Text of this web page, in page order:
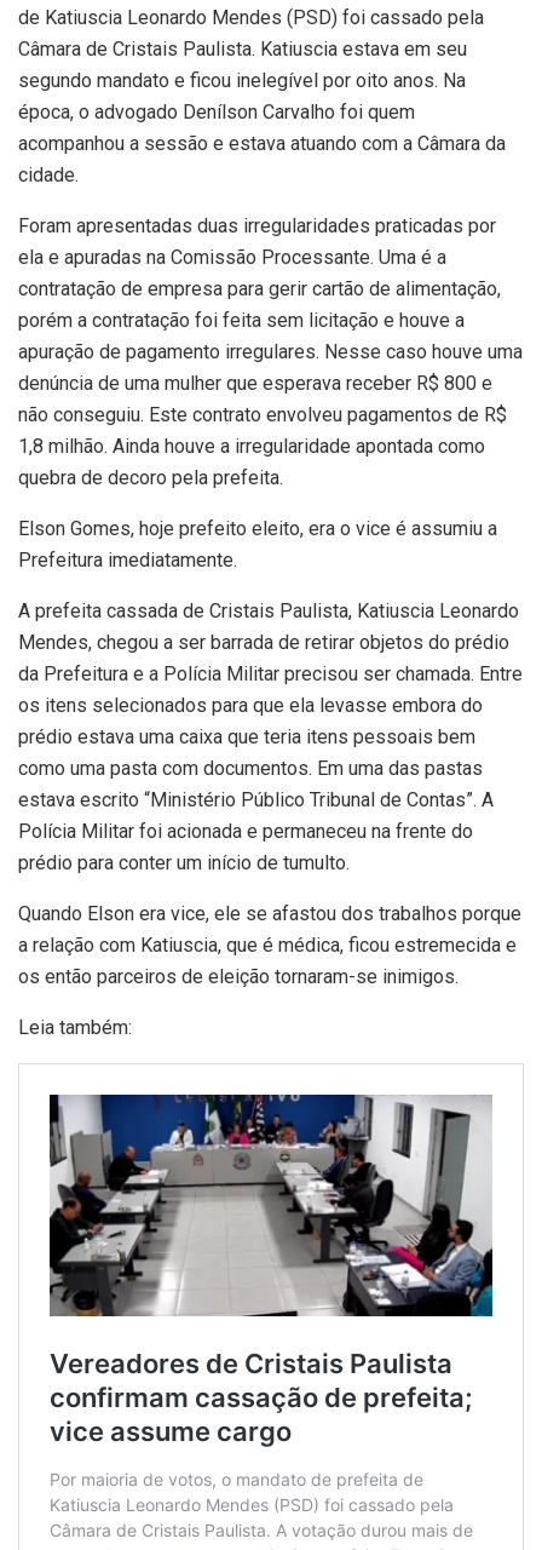
de Katiuscia Leonardo Mendes (PSD) foi cassado pela
Câmara de Cristais Paulista. Katiuscia estava em seu
segundo mandato e ficou inelegível por oito anos. Na
época, o advogado Denílson Carvalho foi quem
acompanhou a sessão e estava atuando com a Câmara da
cidade.
Foram apresentadas duas irregularidades praticadas por
ela e apuradas na Comissão Processante. Uma é a
contratação de empresa para gerir cartão de alimentação,
porém a contratação foi feita sem licitação e houve a
apuração de pagamento irregulares. Nesse caso houve uma
denúncia de uma mulher que esperava receber R$ 800 e
não conseguiu. Este contrato envolveu pagamentos de R$
1,8 milhão. Ainda houve a irregularidade apontada como
quebra de decoro pela prefeita.
Elson Gomes, hoje prefeito eleito, era o vice é assumiu a
Prefeitura imediatamente.
A prefeita cassada de Cristais Paulista, Katiuscia Leonardo
Mendes, chegou a ser barrada de retirar objetos do prédio
da Prefeitura e a Polícia Militar precisou ser chamada. Entre
os itens selecionados para que ela levasse embora do
prédio estava uma caixa que teria itens pessoais bem
como uma pasta com documentos. Em uma das pastas
estava escrito “Ministério Público Tribunal de Contas”. A
Polícia Militar foi acionada e permaneceu na frente do
prédio para conter um início de tumulto.
Quando Elson era vice, ele se afastou dos trabalhos porque
a relação com Katiuscia, que é médica, ficou estremecida e
os então parceiros de eleição tornaram-se inimigos.
Leia também: